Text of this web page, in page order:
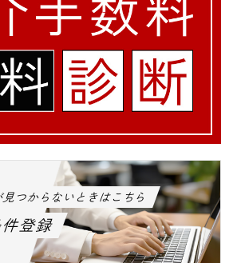
つからないときはこちら
登録